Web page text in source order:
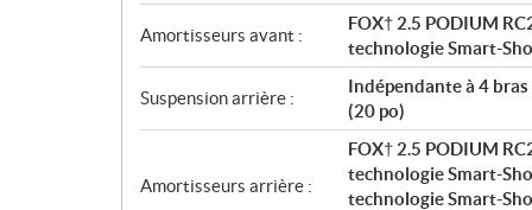
Amortisseurs avant :
FOX† 2.5 PODIUM
technologie Smart-
Suspension arrière :
Indépendante à 4
(20 po)
Amortisseurs arrière :
FOX† 2.5 PODIUM
technologie Smart-
technologie Smart-